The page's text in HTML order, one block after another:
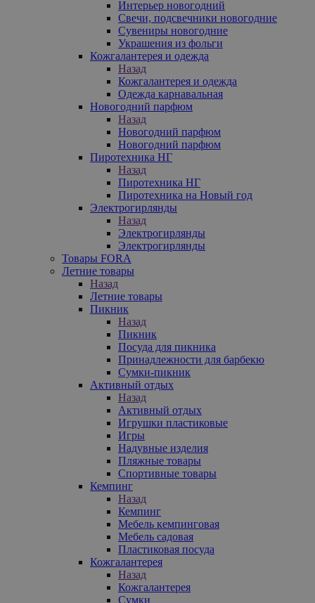
Интерьер новогодний
Свечи, подсвечники новогодние
Сувениры новогодние
Украшения из фольги
Кожгалантерея и одежда
Назад
Кожгалантерея и одежда
Одежда карнавальная
Новогодний парфюм
Назад
Новогодний парфюм
Новогодний парфюм
Пиротехника НГ
Назад
Пиротехника НГ
Пиротехника на Новый год
Электрогирлянды
Назад
Электрогирлянды
Электрогирлянды
Товары FORA
Летние товары
Назад
Летние товары
Пикник
Назад
Пикник
Посуда для пикника
Принадлежности для барбекю
Сумки-пикник
Активный отдых
Назад
Активный отдых
Игрушки пластиковые
Игры
Надувные изделия
Пляжные товары
Спортивные товары
Кемпинг
Назад
Кемпинг
Мебель кемпинговая
Мебель садовая
Пластиковая посуда
Кожгалантерея
Назад
Кожгалантерея
Сумки